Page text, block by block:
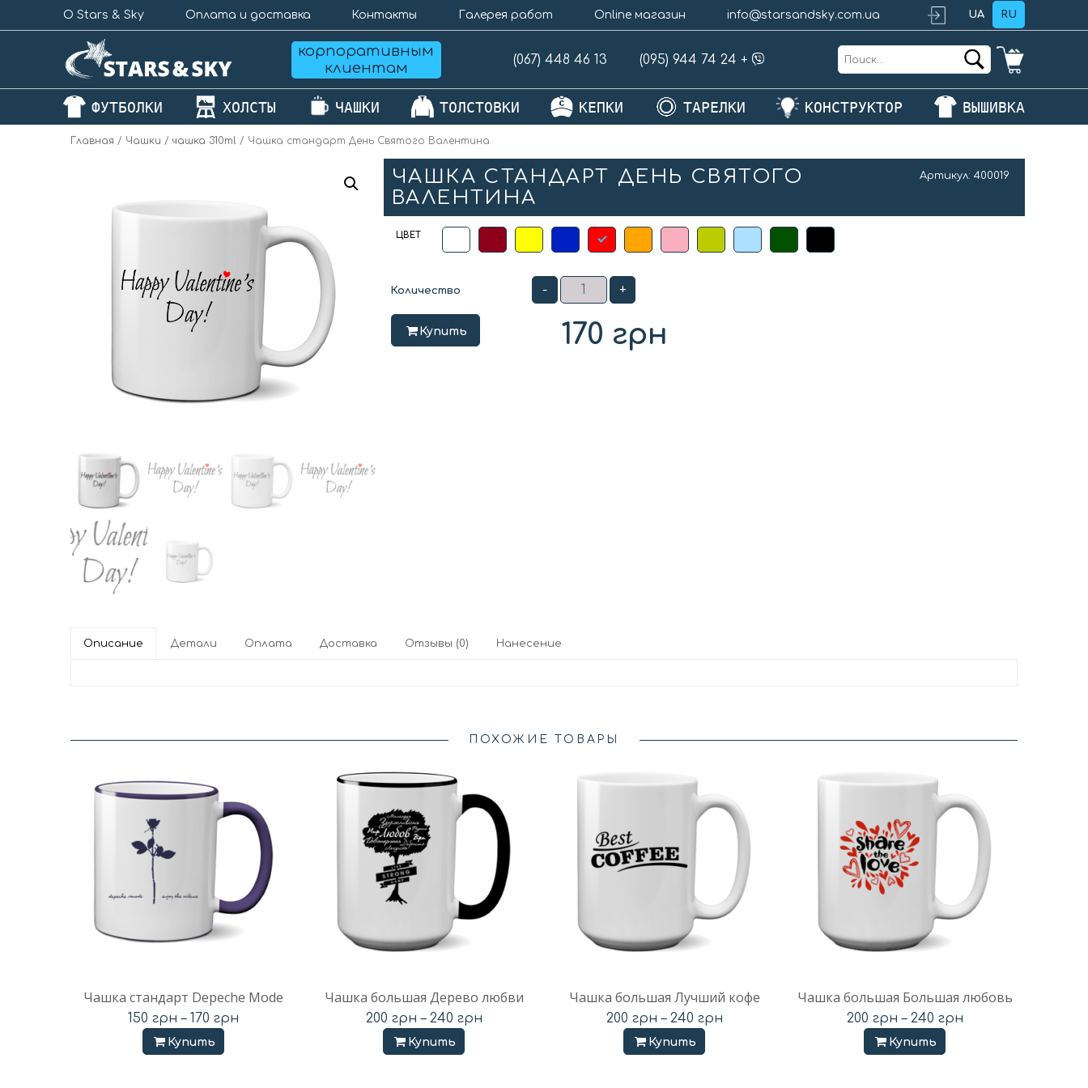
О Stars & Sky Оплата и доставка Контакты Галерея работ Online магазин info@starsandsky.com.ua UA RU
корпоративным
клиентам
(067) 448 46 13 (095) 944 74 24 +
ФУТБОЛКИ ХОЛСТЫ ЧАШКИ ТОЛСТОВКИ КЕПКИ ТАРЕЛКИ КОНСТРУКТОР ВЫШИВКА
Главная / Чашки / чашка 310ml / Чашка стандарт День Святого Валентина
ЧАШКА СТАНДАРТ ДЕНЬ СВЯТОГО
ВАЛЕНТИНА
Артикул: 400019
ЦВЕТ
Количество - +
Купить 170 грн
Описание Детали Оплата Доставка Отзывы (0) Нанесение
ПОХОЖИЕ ТОВАРЫ
Чашка стандарт Depeche Mode
150 грн – 170 грн
Купить
Чашка большая Дерево любви
200 грн – 240 грн
Купить
Чашка большая Лучший кофе
200 грн – 240 грн
Купить
Чашка большая Большая любовь
200 грн – 240 грн
Купить